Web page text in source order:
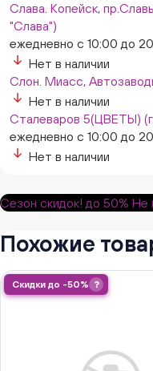
Слава. Копейск,
"Слава")
ежедневно с 10:00 до
Нет в наличии
Слон. Миасс,
Нет в наличии
Сталеваров 5(ЦВЕТЫ)
ежедневно с 10:00 до
Нет в наличии
Сезон скидок! до 50% Не
Похожие
Скидки до -50% ?